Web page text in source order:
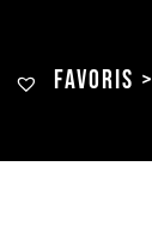
FAVORIS >